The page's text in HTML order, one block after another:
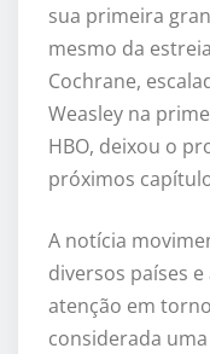
sua primeira
mesmo da
Cochrane,
Weasley na
HBO, deixou o
próximos
A notícia
diversos países
atenção em
considerada